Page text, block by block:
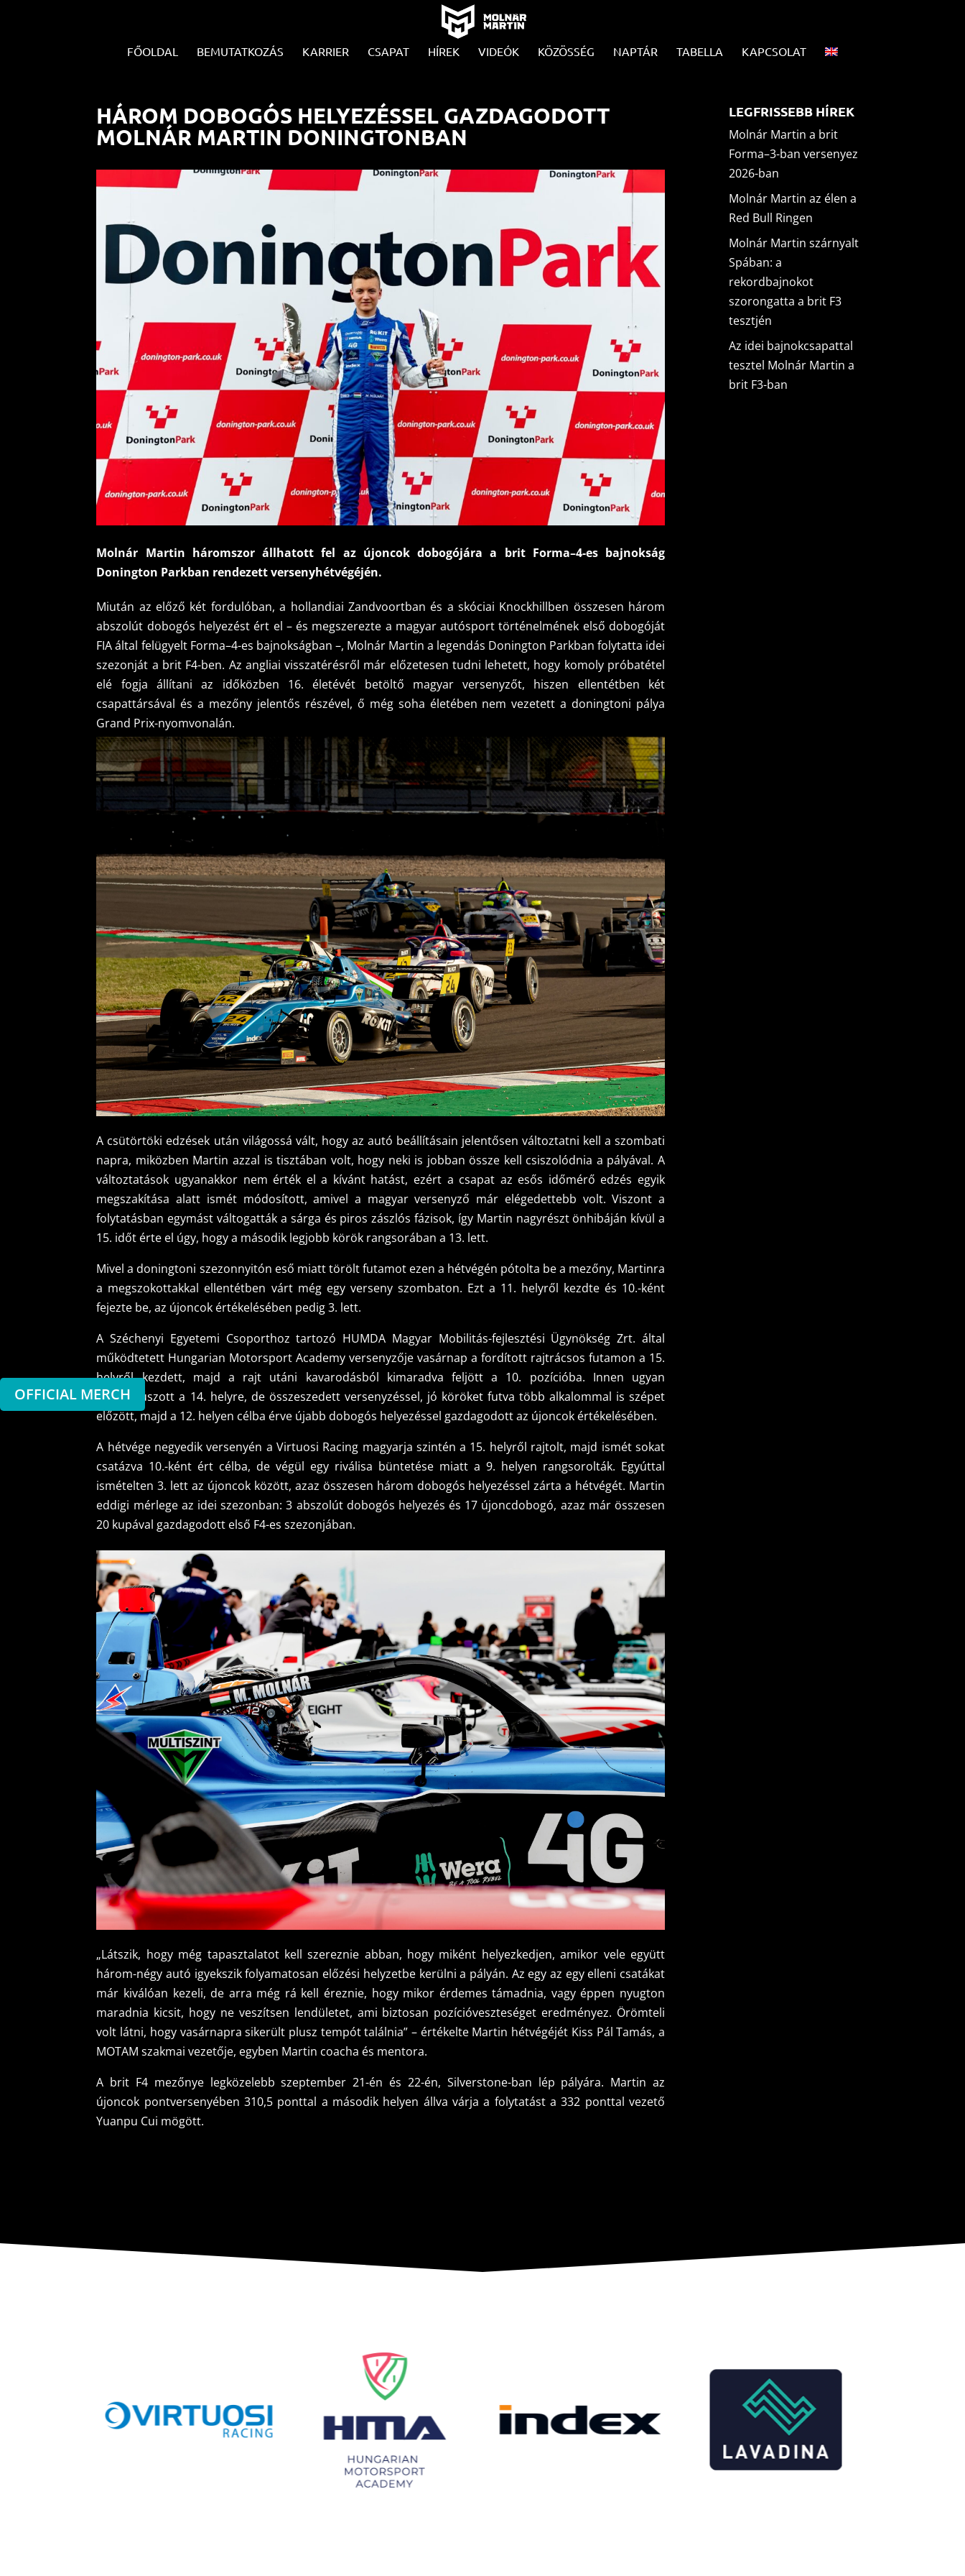
FŐOLDAL BEMUTATKOZÁS KARRIER CSAPAT HÍREK VIDEÓK KÖZÖSSÉG NAPTÁR TABELLA KAPCSOLAT
HÁROM DOBOGÓS HELYEZÉSSEL GAZDAGODOTT
MOLNÁR MARTIN DONINGTONBAN
Molnár Martin háromszor állhatott fel az újoncok dobogójára a brit Forma–4-es bajnokság
Donington Parkban rendezett versenyhétvégéjén.
Miután az előző két fordulóban, a hollandiai Zandvoortban és a skóciai Knockhillben összesen három
abszolút dobogós helyezést ért el – és megszerezte a magyar autósport történelmének első dobogóját
FIA által felügyelt Forma–4-es bajnokságban –, Molnár Martin a legendás Donington Parkban folytatta idei
szezonját a brit F4-ben. Az angliai visszatérésről már előzetesen tudni lehetett, hogy komoly próbatétel
elé fogja állítani az időközben 16. életévét betöltő magyar versenyzőt, hiszen ellentétben két
csapattársával és a mezőny jelentős részével, ő még soha életében nem vezetett a doningtoni pálya
Grand Prix-nyomvonalán.
A csütörtöki edzések után világossá vált, hogy az autó beállításain jelentősen változtatni kell a szombati
napra, miközben Martin azzal is tisztában volt, hogy neki is jobban össze kell csiszolódnia a pályával. A
változtatások ugyanakkor nem érték el a kívánt hatást, ezért a csapat az esős időmérő edzés egyik
megszakítása alatt ismét módosított, amivel a magyar versenyző már elégedettebb volt. Viszont a
folytatásban egymást váltogatták a sárga és piros zászlós fázisok, így Martin nagyrészt önhibáján kívül a
15. időt érte el úgy, hogy a második legjobb körök rangsorában a 13. lett.
Mivel a doningtoni szezonnyitón eső miatt törölt futamot ezen a hétvégén pótolta be a mezőny, Martinra
a megszokottakkal ellentétben várt még egy verseny szombaton. Ezt a 11. helyről kezdte és 10.-ként
fejezte be, az újoncok értékelésében pedig 3. lett.
A Széchenyi Egyetemi Csoporthoz tartozó HUMDA Magyar Mobilitás-fejlesztési Ügynökség Zrt. által
működtetett Hungarian Motorsport Academy versenyzője vasárnap a fordított rajtrácsos futamon a 15.
helyről kezdett, majd a rajt utáni kavarodásból kimaradva feljött a 10. pozícióba. Innen ugyan
visszacsúszott a 14. helyre, de összeszedett versenyzéssel, jó köröket futva több alkalommal is szépet
előzött, majd a 12. helyen célba érve újabb dobogós helyezéssel gazdagodott az újoncok értékelésében.
A hétvége negyedik versenyén a Virtuosi Racing magyarja szintén a 15. helyről rajtolt, majd ismét sokat
csatázva 10.-ként ért célba, de végül egy riválisa büntetése miatt a 9. helyen rangsorolták. Egyúttal
ismételten 3. lett az újoncok között, azaz összesen három dobogós helyezéssel zárta a hétvégét. Martin
eddigi mérlege az idei szezonban: 3 abszolút dobogós helyezés és 17 újoncdobogó, azaz már összesen
20 kupával gazdagodott első F4-es szezonjában.
„Látszik, hogy még tapasztalatot kell szereznie abban, hogy miként helyezkedjen, amikor vele együtt
három-négy autó igyekszik folyamatosan előzési helyzetbe kerülni a pályán. Az egy az egy elleni csatákat
már kiválóan kezeli, de arra még rá kell éreznie, hogy mikor érdemes támadnia, vagy éppen nyugton
maradnia kicsit, hogy ne veszítsen lendületet, ami biztosan pozícióveszteséget eredményez. Örömteli
volt látni, hogy vasárnapra sikerült plusz tempót találnia” – értékelte Martin hétvégéjét Kiss Pál Tamás, a
MOTAM szakmai vezetője, egyben Martin coacha és mentora.
A brit F4 mezőnye legközelebb szeptember 21-én és 22-én, Silverstone-ban lép pályára. Martin az
újoncok pontversenyében 310,5 ponttal a második helyen állva várja a folytatást a 332 ponttal vezető
Yuanpu Cui mögött.
LEGFRISSEBB HÍREK
Molnár Martin a brit
Forma–3-ban versenyez
2026-ban
Molnár Martin az élen a
Red Bull Ringen
Molnár Martin szárnyalt
Spában: a
rekordbajnokot
szorongatta a brit F3
tesztjén
Az idei bajnokcsapattal
tesztel Molnár Martin a
brit F3-ban
OFFICIAL MERCH